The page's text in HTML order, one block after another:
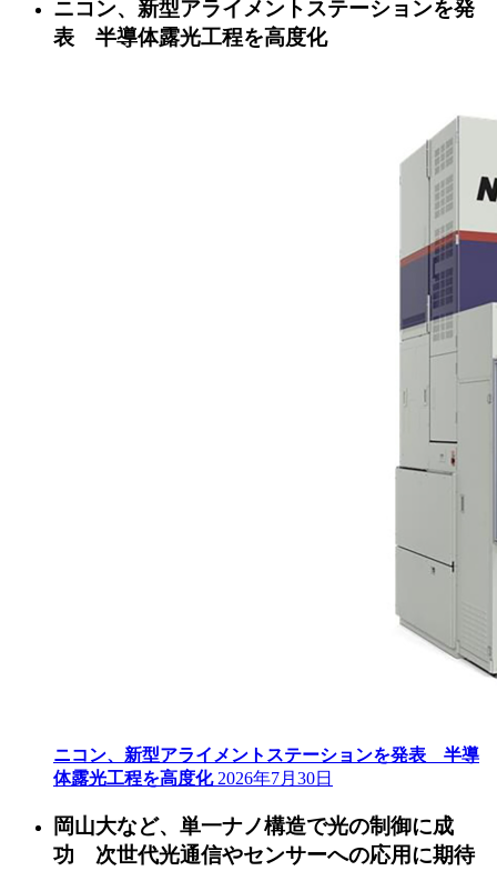
ニコン、新型アライメントステーションを発
表 半導体露光工程を高度化
ニコン、新型アライメントステーションを発表 半導
体露光工程を高度化 2026年7月30日
岡山大など、単一ナノ構造で光の制御に成
功 次世代光通信やセンサーへの応用に期待